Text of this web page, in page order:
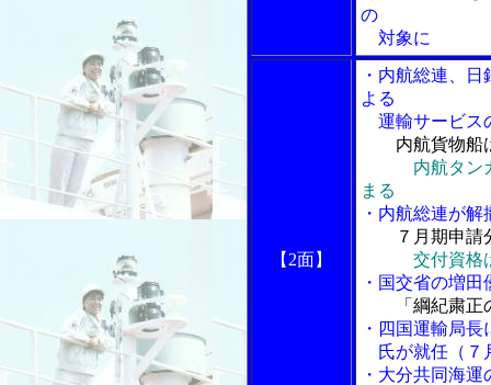
の
対象に
【2面】
・内航総連、
よる
運輸サービス
内航貨物船
内航タン
まる
・内航総連が
７月期申
交付資格
・国交省の増
「綱紀粛
・四国運輸局
氏が就任（７
・大分共同海